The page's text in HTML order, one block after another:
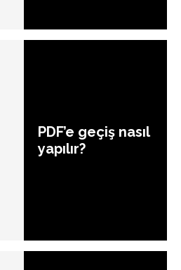
PDF’e geçiş nasıl
yapılır?